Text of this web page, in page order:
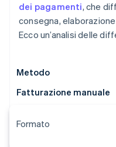
dei pagamenti, che
consegna,
Ecco un’analisi delle
Metodo
Fatturazione manuale
Formato